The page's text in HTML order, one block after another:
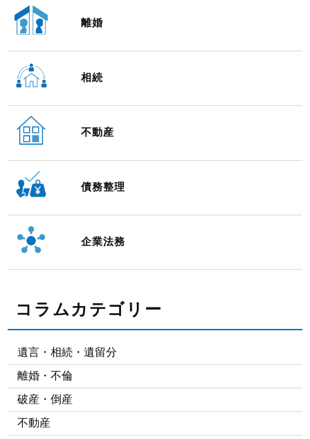
離婚
相続
不動産
債務整理
企業法務
コラムカテゴリー
遺言・相続・遺留分
離婚・不倫
破産・倒産
不動産